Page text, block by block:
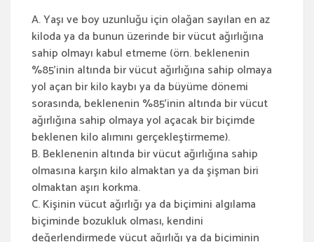
A. Yaşı ve boy uzunluğu için olağan sayılan en az
kiloda ya da bunun üzerinde bir vücut ağırlığına
sahip olmayı kabul etmeme (örn. beklenenin
%85’inin altında bir vücut ağırlığına sahip olmaya
yol açan bir kilo kaybı ya da büyüme dönemi
sorasında, beklenenin %85’inin altında bir vücut
ağırlığına sahip olmaya yol açacak bir biçimde
beklenen kilo alımını gerçekleştirmeme).
B. Beklenenin altında bir vücut ağırlığına sahip
olmasına karşın kilo almaktan ya da şişman biri
olmaktan aşırı korkma.
C. Kişinin vücut ağırlığı ya da biçimini algılama
biçiminde bozukluk olması, kendini
değerlendirmede vücut ağırlığı ya da biçiminin